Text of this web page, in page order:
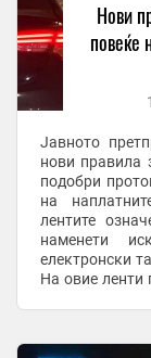
Нови
повеќе
Јавното
нови правила
подобри
на
лентите
наменети
електронски
На овие ленти